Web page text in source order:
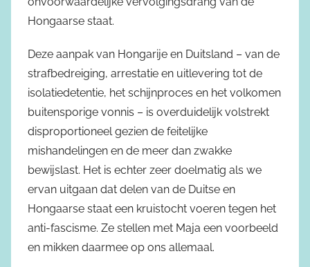
Hongaarse staat.
Deze aanpak van Hongarije en Duitsland – van de
strafbedreiging, arrestatie en uitlevering tot de
isolatiedetentie, het schijnproces en het volkomen
buitensporige vonnis – is overduidelijk volstrekt
disproportioneel gezien de feitelijke
mishandelingen en de meer dan zwakke
bewijslast. Het is echter zeer doelmatig als we
ervan uitgaan dat delen van de Duitse en
Hongaarse staat een kruistocht voeren tegen het
anti-fascisme. Ze stellen met Maja een voorbeeld
en mikken daarmee op ons allemaal.